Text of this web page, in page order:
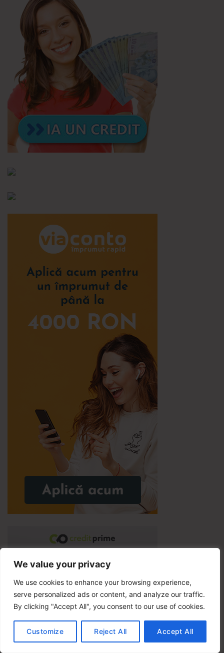
We value your privacy
We use cookies to enhance your browsing experience,
serve personalized ads or content, and analyze our traffic.
By clicking "Accept All", you consent to our use of cookies.
Customize Reject All Accept All